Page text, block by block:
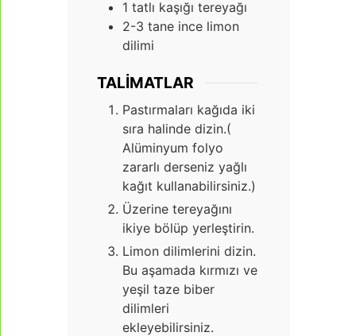
1 tatlı kaşığı tereyağı
2-3 tane ince limon
dilimi
TALIMATLAR
Pastırmaları kağıda iki
sıra halinde dizin.(
Alüminyum folyo
zararlı derseniz yağlı
kağıt kullanabilirsiniz.)
Üzerine tereyağını
ikiye bölüp yerleştirin.
Limon dilimlerini dizin.
Bu aşamada kırmızı ve
yeşil taze biber
dilimleri
ekleyebilirsiniz.